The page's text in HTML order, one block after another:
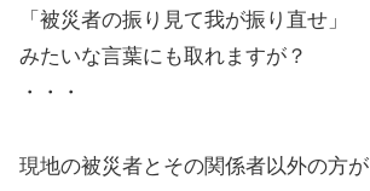
「被災者の振り見て我が振り直せ」
みたいな言葉にも取れますが？
・・・
現地の被災者とその関係者以外の方が